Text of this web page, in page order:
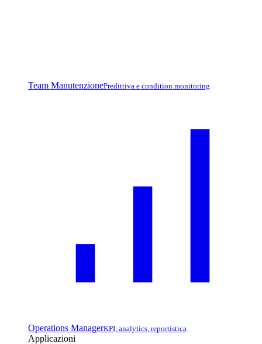
Team ManutenzionePredittiva e condition monitoring
Operations ManagerKPI, analytics, reportistica
Applicazioni